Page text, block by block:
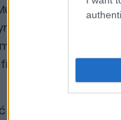
ale w
co już oceni
leżąca w
wnętrza sprawia